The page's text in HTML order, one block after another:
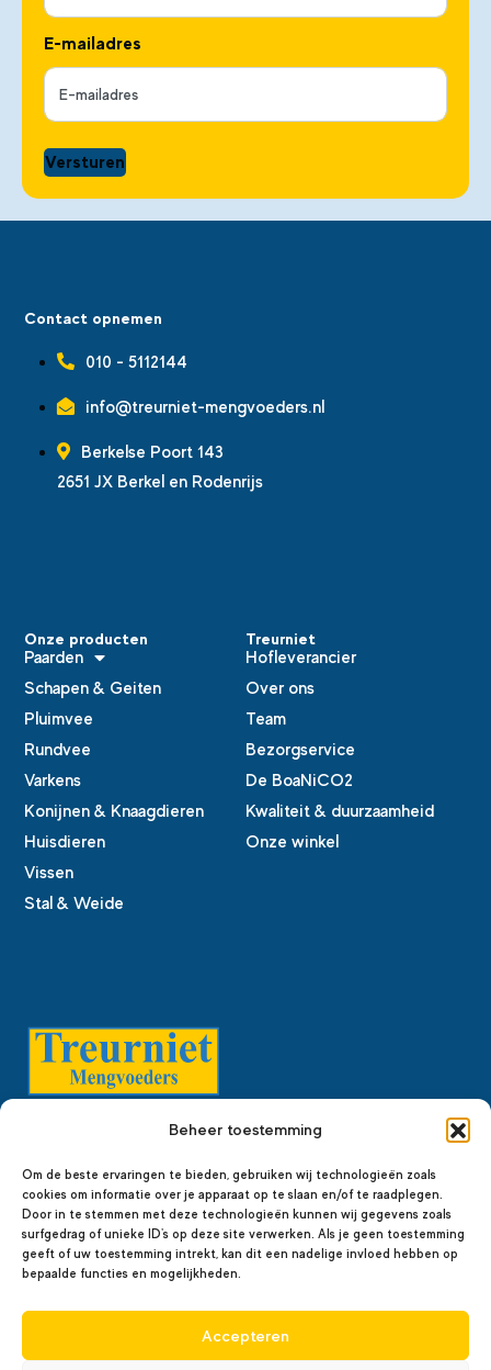
Beheer toestemming
Om de beste ervaringen te bieden, gebruiken wij technologieën zoals
cookies om informatie over je apparaat op te slaan en/of te raadplegen.
Door in te stemmen met deze technologieën kunnen wij gegevens zoals
surfgedrag of unieke ID's op deze site verwerken. Als je geen toestemming
geeft of uw toestemming intrekt, kan dit een nadelige invloed hebben op
bepaalde functies en mogelijkheden.
Accepteren
E-mailadres
Versturen
Treurniet Mengvoeders is gevestigd in Berkel en
diervoeders met expertise, geleverd vanuit ons hart.
Treurniet
Hofleverancier
Over ons
Team
Bezorgservice
De BoaNiCO2
Kwaliteit & duurzaamheid
Onze winkel
Onze producten
Paarden
Schapen & Geiten
Pluimvee
Rundvee
Varkens
Konijnen & Knaagdieren
Huisdieren
Vissen
Stal & Weide
Contact opnemen
010 - 5112144
info@treurniet-mengvoeders.nl
Berkelse Poort 143
2651 JX Berkel en Rodenrijs
© 2026 Treurniet Mengvoeders